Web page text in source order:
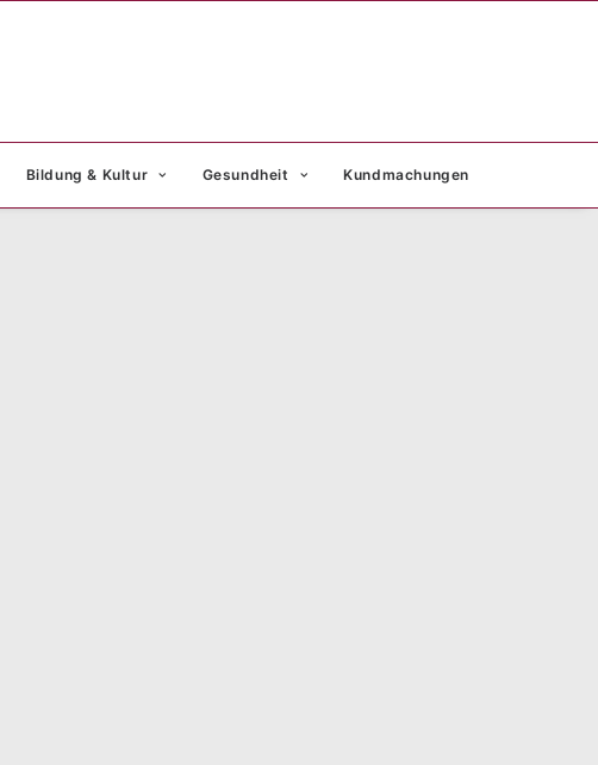
Bildung & Kultur Gesundheit Kundmachungen